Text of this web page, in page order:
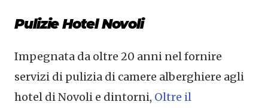
Pulizie Hotel Novoli
Impegnata da oltre 20 anni nel fornire
servizi di pulizia di camere alberghiere agli
hotel di Novoli e dintorni, Oltre il